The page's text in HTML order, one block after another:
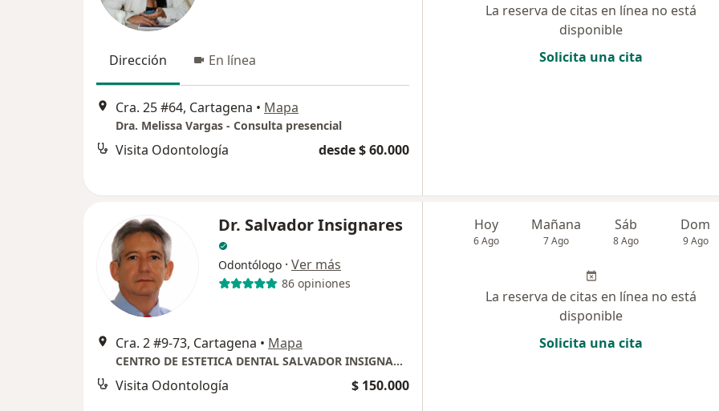
Dirección En línea
Cra. 25 #64, Cartagena • Mapa
Dra. Melissa Vargas - Consulta presencial
Visita Odontología desde $ 60.000
La reserva de citas en línea no está
disponible
Solicita una cita
Dr. Salvador Insignares
Odontólogo · Ver más
86 opiniones
Cra. 2 #9-73, Cartagena • Mapa
CENTRO DE ESTETICA DENTAL SALVADOR INSIGNARES O.
Visita Odontología $ 150.000
Hoy
6 Ago
Mañana
7 Ago
Sáb
8 Ago
Dom
9 Ago
La reserva de citas en línea no está
disponible
Solicita una cita